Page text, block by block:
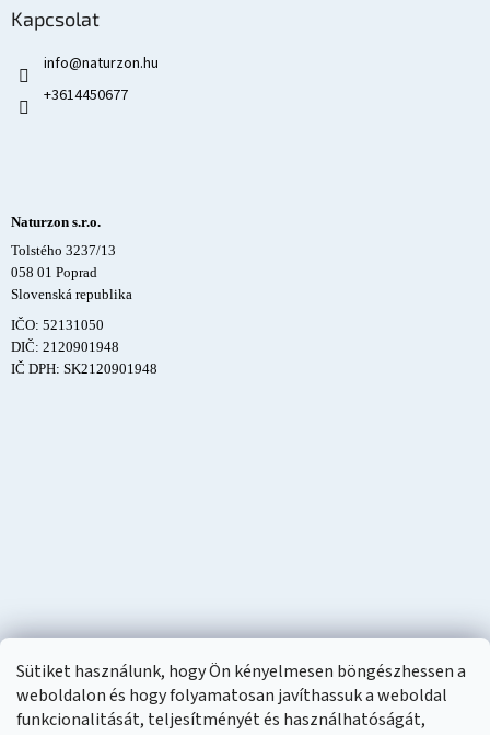
Sütiket használunk, hogy Ön kényelmesen böngészhessen a
weboldalon és hogy folyamatosan javíthassuk a weboldal
funkcionalitását, teljesítményét és használhatóságát,
Kapcsolat
info@naturzon.hu
+3614450677
Naturzon s.r.o.
Tolstého 3237/13
058 01 Poprad
Slovenská republika
IČO: 52131050
DIČ: 2120901948
IČ DPH: SK2120901948